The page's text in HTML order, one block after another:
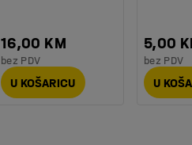
16,00 KM
bez PDV
U KOŠARICU
5,00
bez PDV
U